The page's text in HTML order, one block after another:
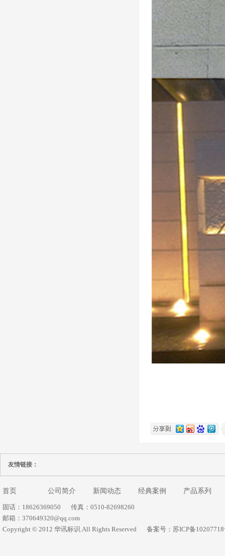
友情链接：
首页 公司简介 新闻动态 经典案例 产品系列
固话：18626369050
传真：0510-82698260
邮箱：370649320@qq.com
Copyright © 2012 华讯标识.All Rights Reserved
备案号：苏ICP备